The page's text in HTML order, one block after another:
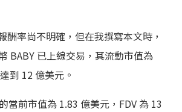
酬率尚不明確，但在我撰寫本文時，
BABY 已上線交易，其流動市值為
到 12 億美元。
當前市值為 1.83 億美元，FDV 為 13